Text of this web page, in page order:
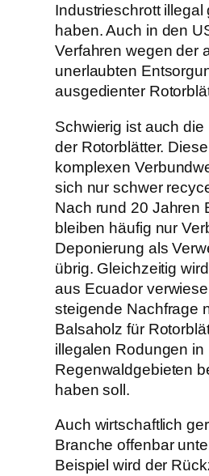
Industrieschrott illegal
haben. Auch in den
Verfahren wegen der
unerlaubten
ausgedienter
Schwierig ist auch
der Rotorblätter.
komplexen
sich nur schwer
Nach rund 20 Jahren
bleiben häufig nur
Deponierung als
übrig. Gleichzeitig
aus Ecuador
steigende Nachfrage
Balsaholz für
illegalen Rodungen in
Regenwaldgebieten
haben soll.
Auch wirtschaftlich
Branche offenbar
Beispiel wird der